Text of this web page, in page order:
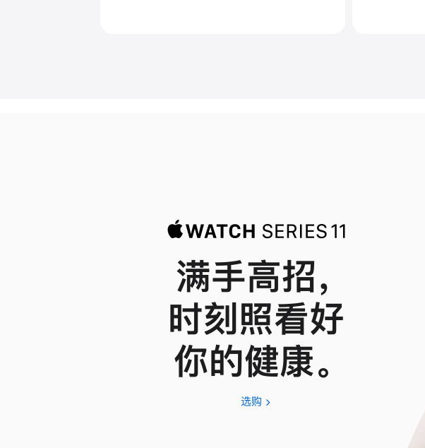
满手高招，
时刻照看好
你的健康。
选购 Apple